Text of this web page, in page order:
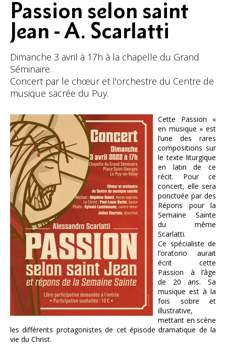
Passion selon saint
Jean - A. Scarlatti
Dimanche 3 avril à 17h à la chapelle du Grand
Séminaire.
Concert par le chœur et l'orchestre du Centre de
musique sacrée du Puy.
Cette Passion «
en musique » est
l’une des rares
compositions sur
le texte liturgique
en latin de ce
récit. Pour ce
concert, elle sera
ponctuée par des
Répons pour la
Semaine Sainte
du même
Scarlatti.
Ce spécialiste de
l’oratorio aurait
écrit cette
Passion à l’âge
de 20 ans. Sa
musique est à la
fois sobre et
illustrative,
mettant en scène
les différents protagonistes de cet épisode dramatique de la
vie du Christ.